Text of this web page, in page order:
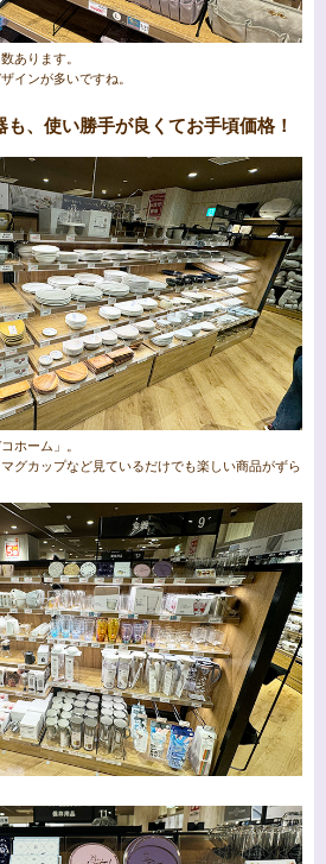
あります。
インが多いですね。
、使い勝手が良くてお手頃価格！
ホーム」。
グカップなど見ているだけでも楽しい商品がずら